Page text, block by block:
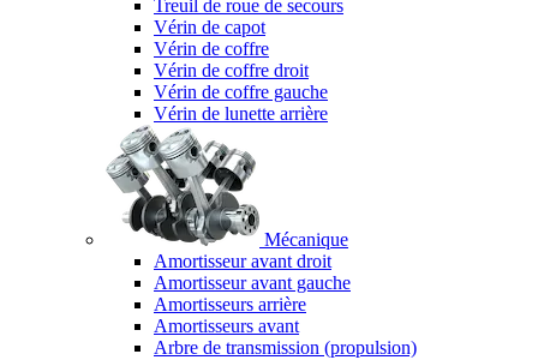
Treuil de roue de secours
Vérin de capot
Vérin de coffre
Vérin de coffre droit
Vérin de coffre gauche
Vérin de lunette arrière
Mécanique
Amortisseur avant droit
Amortisseur avant gauche
Amortisseurs arrière
Amortisseurs avant
Arbre de transmission (propulsion)